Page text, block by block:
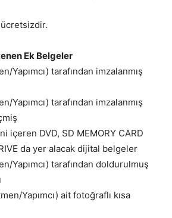
ücretsizdir.
Ek Belgeler
Yapımcı) tarafından imzalanmış
Yapımcı) tarafından imzalanmış
içeren DVD, SD MEMORY CARD
da yer alacak dijital belgeler
Yapımcı) tarafından doldurulmuş
Yapımcı) ait fotoğraflı kısa